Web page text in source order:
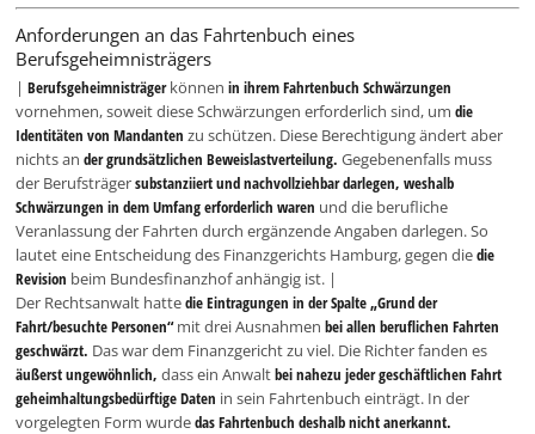
Anforderungen an das Fahrtenbuch eines
Berufsgeheimnisträgers
|Berufsgeheimnisträgerkönnenin ihrem Fahrtenbuch Schwärzungen
vornehmen, soweit diese Schwärzungen erforderlich sind, umdie
Identitäten von Mandanten zu schützen. Diese Berechtigung ändert aber
nichts ander grundsätzlichen Beweislastverteilung. Gegebenenfalls muss
der Berufsträgersubstanziiert und nachvollziehbar darlegen, weshalb
Schwärzungen in dem Umfang erforderlich waren und die berufliche
Veranlassung der Fahrten durch ergänzende Angaben darlegen. So
lautet eine Entscheidung des Finanzgerichts Hamburg, gegen diedie
Revision beim Bundesfinanzhof anhängig ist. |
Der Rechtsanwalt hattedie Eintragungen in der Spalte „Grund der
Fahrt/besuchte Personen“mit drei Ausnahmenbei allen beruflichen Fahrten
geschwärzt. Das war dem Finanzgericht zu viel. Die Richter fanden es
äußerst ungewöhnlich, dass ein Anwaltbei nahezu jeder geschäftlichen Fahrt
geheimhaltungsbedürftige Daten in sein Fahrtenbuch einträgt. In der
vorgelegten Form wurdedas Fahrtenbuch deshalb nicht anerkannt.